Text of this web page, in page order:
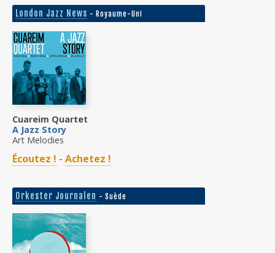
London Jazz News - Royaume-Uni
Cuareim Quartet
A Jazz Story
Art Melodies
Écoutez ! - Achetez !
Orkester Journalen - Suède